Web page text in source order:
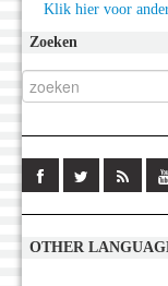
Klik hier voor
Zoeken
OTHER